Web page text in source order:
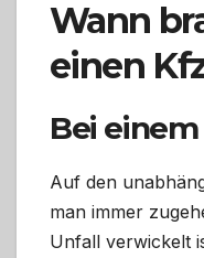
Wann
einen
Bei
Auf den
man immer
Unfall verwickelt